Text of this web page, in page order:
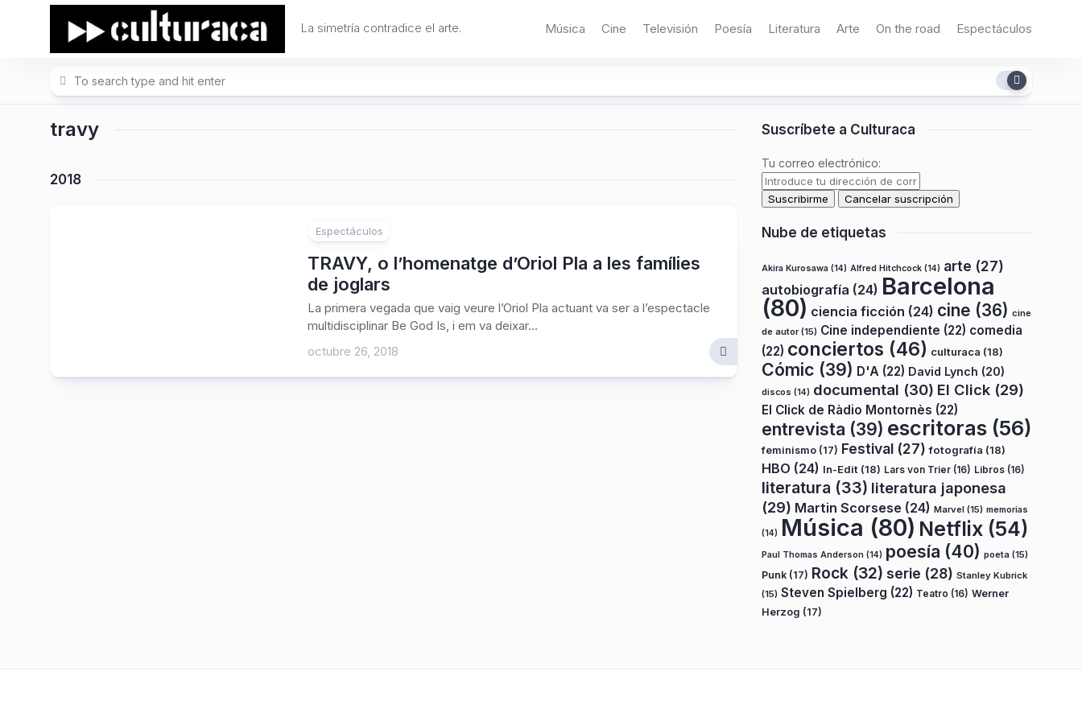
La simetría contradice el arte. Música Cine Televisión Poesía Literatura Arte On the road Espectáculos
travy
2018
Espectáculos
TRAVY, o l’homenatge d’Oriol Pla a les famílies
de joglars
La primera vegada que vaig veure l’Oriol Pla actuant va ser a l’espectacle
multidisciplinar Be God Is, i em va deixar...
octubre 26, 2018
Suscríbete a Culturaca
Tu correo electrónico:
Nube de etiquetas
Akira Kurosawa (14) Alfred Hitchcock (14) arte (27)
autobiografía (24) Barcelona
(80) ciencia ficción (24) cine (36) cine
de autor(15) Cine independiente (22) comedia
(22) conciertos (46) culturaca (18)
Cómic (39) D'A (22) David Lynch (20)
discos (14) documental (30) El Click (29)
El Click de Ràdio Montornès (22)
entrevista (39) escritoras (56)
feminismo (17) Festival (27) fotografía (18)
HBO (24) In-Edit (18) Lars von Trier (16) Libros (16)
literatura (33) literatura japonesa
(29) Martin Scorsese (24) Marvel (15) memorias
(14) Música (80) Netflix (54)
Paul Thomas Anderson (14) poesía (40) poeta (15)
Punk (17) Rock (32) serie (28) Stanley Kubrick
(15) Steven Spielberg (22) Teatro (16) Werner
Herzog (17)